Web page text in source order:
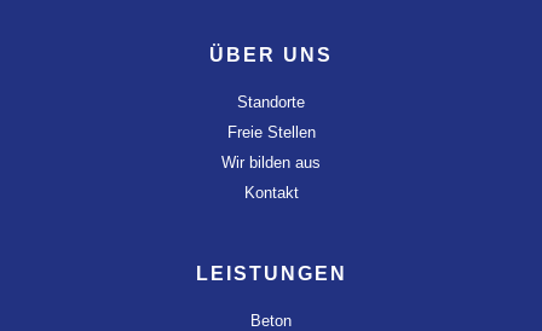
ÜBER UNS
Standorte
Freie Stellen
Wir bilden aus
Kontakt
LEISTUNGEN
Beton